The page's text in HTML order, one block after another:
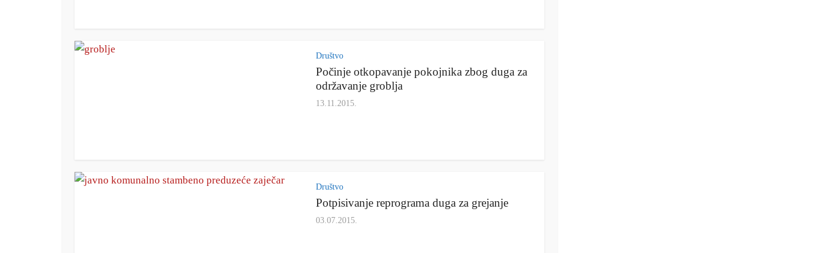
Društvo
Počinje otkopavanje pokojnika zbog duga za
održavanje groblja
13.11.2015.
Društvo
Potpisivanje reprograma duga za grejanje
03.07.2015.